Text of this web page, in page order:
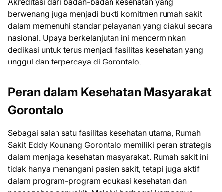
Akreditasi dari badan-badan kesehatan yang
berwenang juga menjadi bukti komitmen rumah sakit
dalam memenuhi standar pelayanan yang diakui secara
nasional. Upaya berkelanjutan ini mencerminkan
dedikasi untuk terus menjadi fasilitas kesehatan yang
unggul dan terpercaya di Gorontalo.
Peran dalam Kesehatan Masyarakat
Gorontalo
Sebagai salah satu fasilitas kesehatan utama, Rumah
Sakit Eddy Kounang Gorontalo memiliki peran strategis
dalam menjaga kesehatan masyarakat. Rumah sakit ini
tidak hanya menangani pasien sakit, tetapi juga aktif
dalam program-program edukasi kesehatan dan